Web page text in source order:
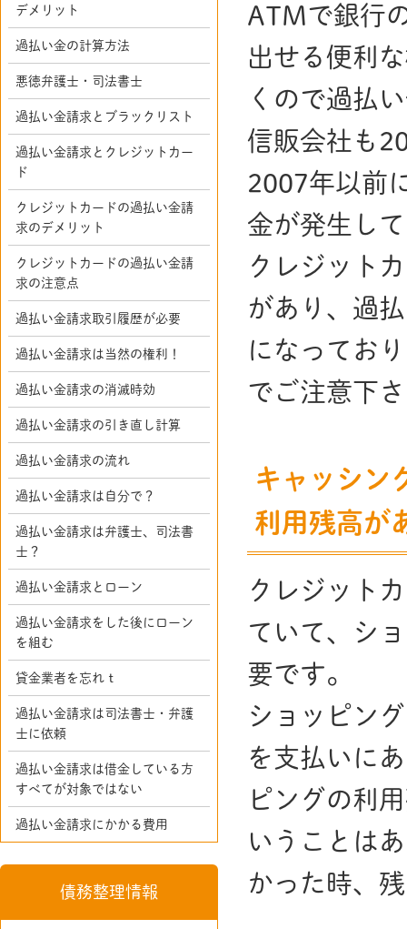
ATMで銀行
出せる便利
くので過払
信販会社も
2007年以前
金が発生し
クレジット
があり、過
になってお
でご注意下
キャッシン
利用残高が
クレジット
ていて、シ
要です。
ショッピン
を支払いに
ピングの利
いうことは
かった時、
デメリット
過払い金の計算方法
悪徳弁護士・司法書士
過払い金請求とブラックリスト
過払い金請求とクレジットカー
ド
クレジットカードの過払い金請
求のデメリット
クレジットカードの過払い金請
求の注意点
過払い金請求取引履歴が必要
過払い金請求は当然の権利！
過払い金請求の消滅時効
過払い金請求の引き直し計算
過払い金請求の流れ
過払い金請求は自分で？
過払い金請求は弁護士、司法書
士？
過払い金請求とローン
過払い金請求をした後にローン
を組む
貸金業者を忘れｔ
過払い金請求は司法書士・弁護
士に依頼
過払い金請求は借金している方
すべてが対象ではない
過払い金請求にかかる費用
債務整理情報